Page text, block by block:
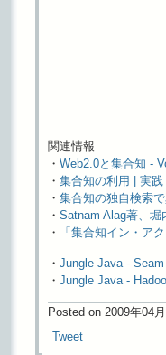
関連情報
・ Web2.0と集合知 -
・ 集合知の利用 | 実
・ 集合知の独自検索
・ Satnam Alag著、
・
「集合知イン・ア
・ Jungle Java -
・ Jungle Java -
Posted on 2009年04
Tweet